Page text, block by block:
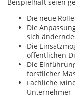
Beispielhaft seien
Die neue
Die
sich
Die
öffentlichen
Die
forstlicher
Fachliche
Unternehmer